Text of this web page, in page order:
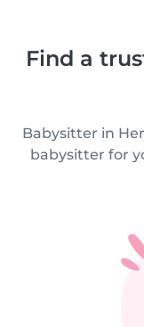
Find a
Babysitter in
babysitter for